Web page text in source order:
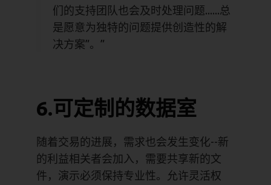
们的支持团队也会及时处理问题......总
是愿意为独特的问题提供创造性的解
决方案”。”
6.可定制的数据室
随着交易的进展，需求也会发生变化--新
的利益相关者会加入，需要共享新的文
件，演示必须保持专业性。允许灵活权